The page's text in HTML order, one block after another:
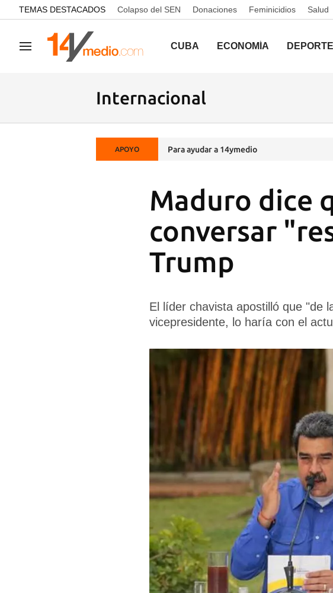
common.go-to-content
TEMAS DESTACADOS Colapso del SEN Donaciones Feminicidios Salud
Navegación CUBA ECONOMÍA
Internacional
APOYO Para ayudar a 14ymedio
Maduro dice
conversar
Trump
El líder chavista apostilló que "de
vicepresidente, lo haría con el